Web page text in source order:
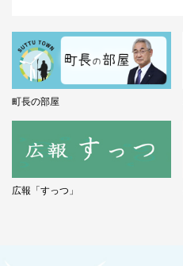
町長の部屋
広報「すっつ」